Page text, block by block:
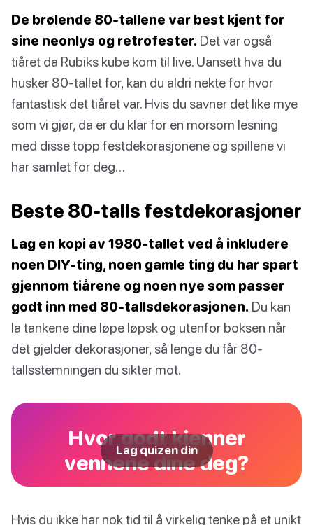
De brølende 80-tallene var best kjent for
sine neonlys og retrofester. Det var også
tiåret da Rubiks kube kom til live. Uansett hva du
husker 80-tallet for, kan du aldri nekte for hvor
fantastisk det tiåret var. Hvis du savner det like mye
som vi gjør, da er du klar for en morsom lesning
med disse topp festdekorasjonene og spillene vi
har samlet for deg…
Beste 80-talls festdekorasjoner
Lag en kopi av 1980-tallet ved å inkludere
noen DIY-ting, noen gamle ting du har spart
gjennom tiårene og noen nye som passer
godt inn med 80-tallsdekorasjonen. Du kan
la tankene dine løpe løpsk og utenfor boksen når
det gjelder dekorasjoner, så lenge du får 80-
tallsstemningen du sikter mot.
Hvor godt kjenner
vennene dine deg?
Lag quizen din
Hvis du ikke har nok tid til å virkelig tenke på et unikt